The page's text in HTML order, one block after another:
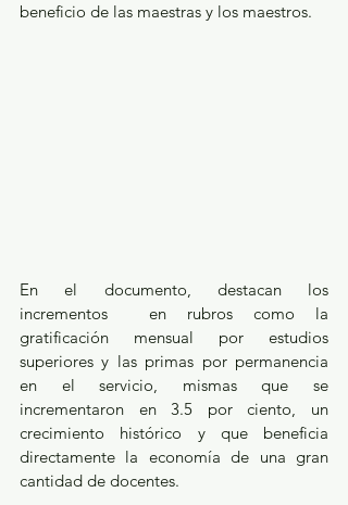
beneficio de las maestras y los maestros.
En el documento, destacan los
incrementos  en rubros como la
gratificación mensual por estudios
superiores y las primas por permanencia
en el servicio, mismas que se
incrementaron en 3.5 por ciento, un
crecimiento histórico y que beneficia
directamente la economía de una gran
cantidad de docentes.